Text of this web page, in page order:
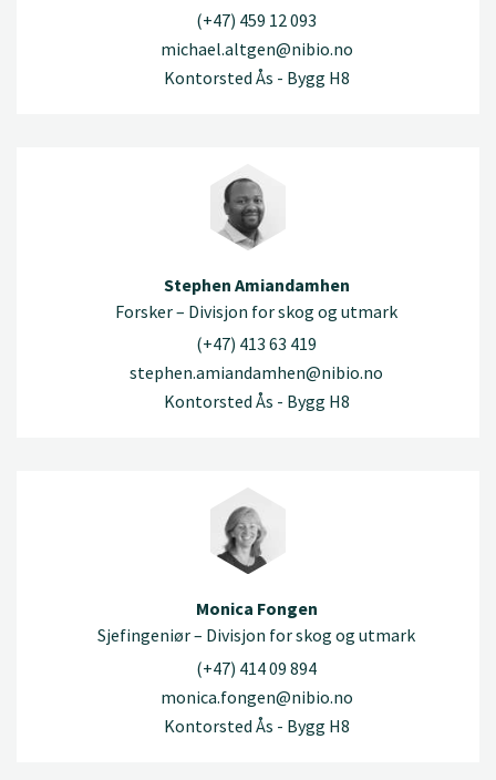
(+47) 459 12 093
michael.altgen@nibio.no
Kontorsted Ås - Bygg H8
Stephen Amiandamhen
Forsker – Divisjon for skog og utmark
(+47) 413 63 419
stephen.amiandamhen@nibio.no
Kontorsted Ås - Bygg H8
Monica Fongen
Sjefingeniør – Divisjon for skog og utmark
(+47) 414 09 894
monica.fongen@nibio.no
Kontorsted Ås - Bygg H8